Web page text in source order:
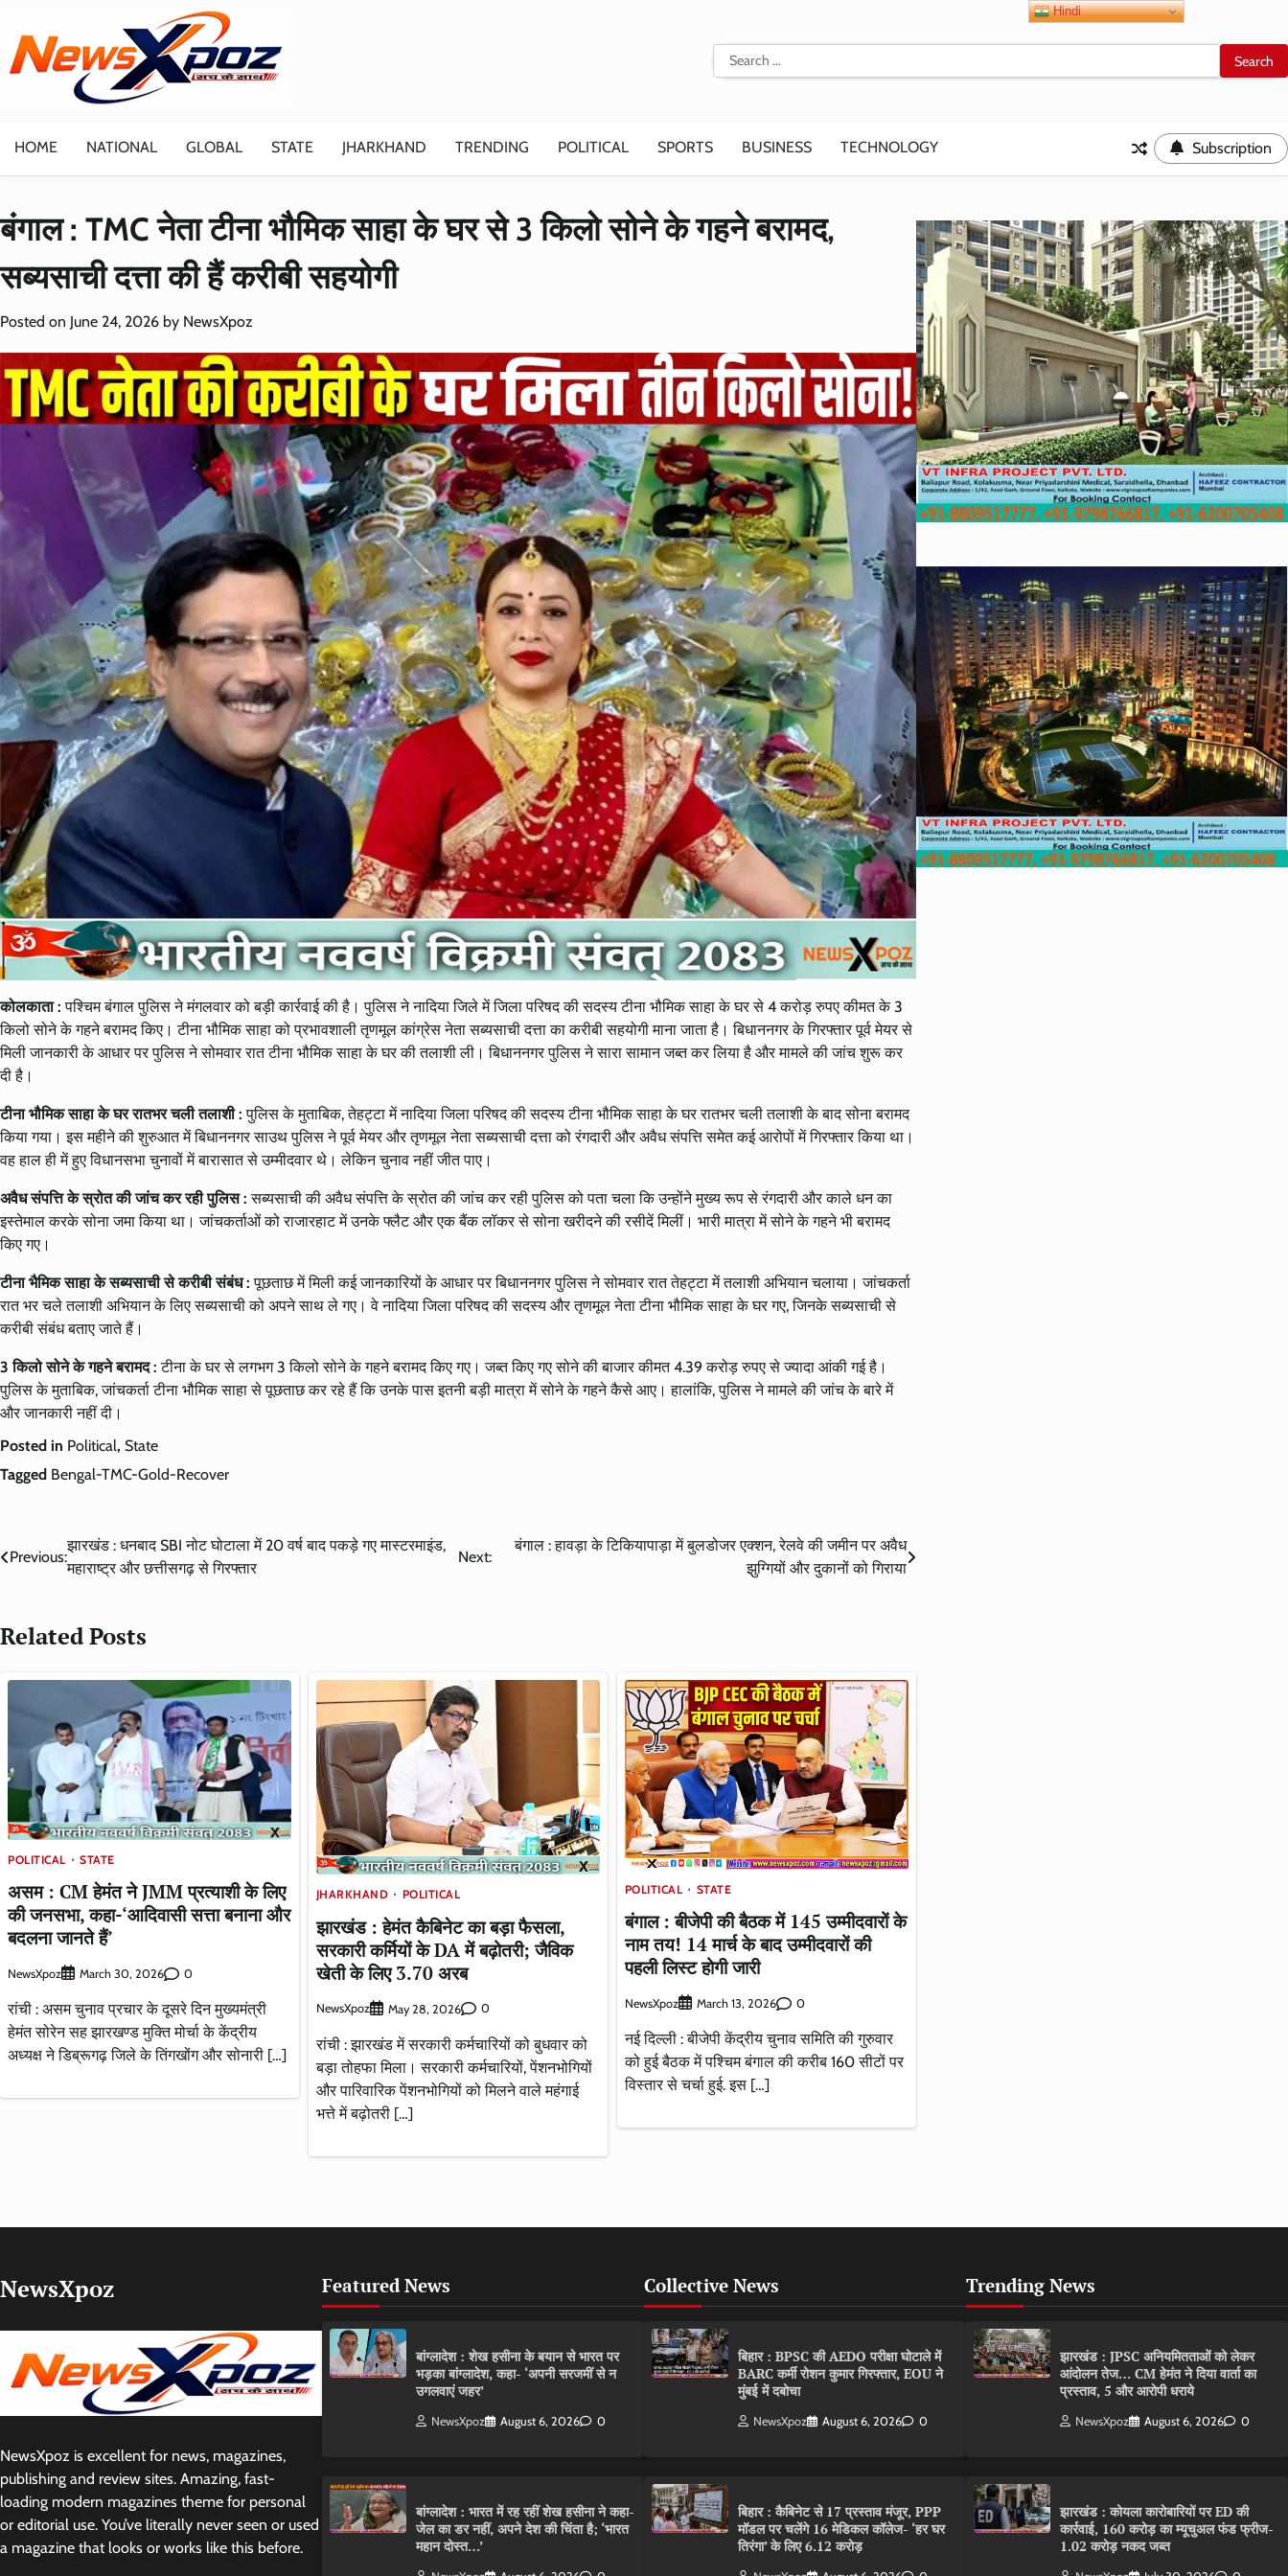
content
Search
for:
HOME NATIONAL GLOBAL STATE JHARKHAND TRENDING POLITICAL SPORTS BUSINESS TECHNOLOGY Subscription
बंगाल : TMC नेता टीना भौमिक साहा के घर से 3 किलो सोने के गहने बरामद,
सब्यसाची दत्ता की हैं करीबी सहयोगी
Posted on June 24, 2026 by NewsXpoz
कोलकाता :पश्चिम बंगाल पुलिस ने मंगलवार को बड़ी कार्रवाई की है। पुलिस ने नादिया जिले में जिला परिषद की सदस्य टीना भौमिक साहा के घर से 4 करोड़ रुपए कीमत के 3
किलो सोने के गहने बरामद किए। टीना भौमिक साहा को प्रभावशाली तृणमूल कांग्रेस नेता सब्यसाची दत्ता का करीबी सहयोगी माना जाता है। बिधाननगर के गिरफ्तार पूर्व मेयर से
मिली जानकारी के आधार पर पुलिस ने सोमवार रात टीना भौमिक साहा के घर की तलाशी ली। बिधाननगर पुलिस ने सारा सामान जब्त कर लिया है और मामले की जांच शुरू कर
दी है।
टीना भौमिक साहा के घर रातभर चली तलाशी :पुलिस के मुताबिक, तेहट्टा में नादिया जिला परिषद की सदस्य टीना भौमिक साहा के घर रातभर चली तलाशी के बाद सोना बरामद
किया गया। इस महीने की शुरुआत में बिधाननगर साउथ पुलिस ने पूर्व मेयर और तृणमूल नेता सब्यसाची दत्ता को रंगदारी और अवैध संपत्ति समेत कई आरोपों में गिरफ्तार किया था।
वह हाल ही में हुए विधानसभा चुनावों में बारासात से उम्मीदवार थे। लेकिन चुनाव नहीं जीत पाए।
अवैध संपत्ति के स्रोत की जांच कर रही पुलिस :सब्यसाची की अवैध संपत्ति के स्रोत की जांच कर रही पुलिस को पता चला कि उन्होंने मुख्य रूप से रंगदारी और काले धन का
इस्तेमाल करके सोना जमा किया था। जांचकर्ताओं को राजारहाट में उनके फ्लैट और एक बैंक लॉकर से सोना खरीदने की रसीदें मिलीं। भारी मात्रा में सोने के गहने भी बरामद
किए गए।
टीना भैमिक साहा के सब्यसाची से करीबी संबंध : पूछताछ में मिली कई जानकारियों के आधार पर बिधाननगर पुलिस ने सोमवार रात तेहट्टा में तलाशी अभियान चलाया। जांचकर्ता
रात भर चले तलाशी अभियान के लिए सब्यसाची को अपने साथ ले गए। वे नादिया जिला परिषद की सदस्य और तृणमूल नेता टीना भौमिक साहा के घर गए, जिनके सब्यसाची से
करीबी संबंध बताए जाते हैं।
3 किलो सोने के गहने बरामद : टीना के घर से लगभग 3 किलो सोने के गहने बरामद किए गए। जब्त किए गए सोने की बाजार कीमत 4.39 करोड़ रुपए से ज्यादा आंकी गई है।
पुलिस के मुताबिक, जांचकर्ता टीना भौमिक साहा से पूछताछ कर रहे हैं कि उनके पास इतनी बड़ी मात्रा में सोने के गहने कैसे आए। हालांकि, पुलिस ने मामले की जांच के बारे में
और जानकारी नहीं दी।
Posted in Political, State
Tagged Bengal-TMC-Gold-Recover
Post
navigation
Previous:
झारखंड : धनबाद SBI नोट घोटाला में 20 वर्ष बाद पकड़े गए मास्टरमाइंड,
महाराष्ट्र और छत्तीसगढ़ से गिरफ्तार
Next:
बंगाल : हावड़ा के टिकियापाड़ा में बुलडोजर एक्शन, रेलवे की जमीन पर अवैध
झुग्गियों और दुकानों को गिराया
Related Posts
POLITICAL STATE
असम : CM हेमंत ने JMM प्रत्याशी के लिए
की जनसभा, कहा-‘आदिवासी सत्ता बनाना और
बदलना जानते हैं’
NewsXpoz March 30, 2026 0
रांची : असम चुनाव प्रचार के दूसरे दिन मुख्यमंत्री
हेमंत सोरेन सह झारखण्ड मुक्ति मोर्चा के केंद्रीय
अध्यक्ष ने डिब्रूगढ़ जिले के तिंगखोंग और सोनारी […]
JHARKHAND POLITICAL
झारखंड : हेमंत कैबिनेट का बड़ा फैसला,
सरकारी कर्मियों के DA में बढ़ोतरी; जैविक
खेती के लिए 3.70 अरब
NewsXpoz May 28, 2026 0
रांची : झारखंड में सरकारी कर्मचारियों को बुधवार को
बड़ा तोहफा मिला। सरकारी कर्मचारियों, पेंशनभोगियों
और पारिवारिक पेंशनभोगियों को मिलने वाले महंगाई
भत्ते में बढ़ोतरी […]
POLITICAL STATE
बंगाल : बीजेपी की बैठक में 145 उम्मीदवारों के
नाम तय! 14 मार्च के बाद उम्मीदवारों की
पहली लिस्ट होगी जारी
NewsXpoz March 13, 2026 0
नई दिल्ली : बीजेपी केंद्रीय चुनाव समिति की गुरुवार
को हुई बैठक में पश्चिम बंगाल की करीब 160 सीटों पर
विस्तार से चर्चा हुई. इस […]
NewsXpoz
NewsXpoz is excellent for news, magazines,
publishing and review sites. Amazing, fast-
loading modern magazines theme for personal
or editorial use. You’ve literally never seen or used
a magazine that looks or works like this before.
Featured News
बांग्लादेश : शेख हसीना के बयान से भारत पर
भड़का बांग्लादेश, कहा- ‘अपनी सरजमीं से न
उगलवाएं जहर’
NewsXpoz August 6, 2026 0
बांग्लादेश : भारत में रह रहीं शेख हसीना ने कहा-
जेल का डर नहीं, अपने देश की चिंता है; ‘भारत
महान दोस्त…’
Collective News
बिहार : BPSC की AEDO परीक्षा घोटाले में
BARC कर्मी रोशन कुमार गिरफ्तार, EOU ने
मुंबई में दबोचा
NewsXpoz August 6, 2026 0
बिहार : कैबिनेट से 17 प्रस्ताव मंजूर, PPP
मॉडल पर चलेंगे 16 मेडिकल कॉलेज- ‘हर घर
तिरंगा’ के लिए 6.12 करोड़
Trending News
झारखंड : JPSC अनियमितताओं को लेकर
आंदोलन तेज… CM हेमंत ने दिया वार्ता का
प्रस्ताव, 5 और आरोपी धराये
NewsXpoz August 6, 2026 0
झारखंड : कोयला कारोबारियों पर ED की
कार्रवाई, 160 करोड़ का म्यूचुअल फंड फ्रीज-
1.02 करोड़ नकद जब्त
Hindi